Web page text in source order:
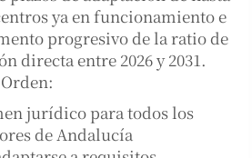
ya en funcionamiento e
progresivo de la ratio de
directa entre 2026 y 2031.
jurídico para todos los
de Andalucía